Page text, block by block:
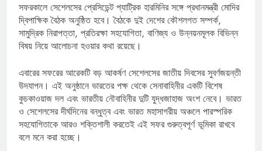
সফরকালে সেশেলসের প্রেসিডেন্ট প্যাট্রিক হারমিনির সঙ্গে প্রধানমন্ত্রী মোদির
দ্বিপাক্ষিক বৈঠক অনুষ্ঠিত হবে। বৈঠকে দুই দেশের কৌশলগত সম্পর্ক,
সামুদ্রিক নিরাপত্তা, প্রতিরক্ষা সহযোগিতা, বাণিজ্য ও উন্নয়নমূলক বিভিন্ন
বিষয় নিয়ে আলোচনা হওয়ার কথা রয়েছে।
এবারের সফরের আরেকটি বড় আকর্ষণ সেশেলসের জাতীয় দিবসের সুবর্ণজয়ন্তী
উদযাপন। এই অনুষ্ঠানে ভারতের পক্ষ থেকে সেনাবাহিনীর একটি বিশেষ
কুচকাওয়াজ দল এবং ভারতীয় নৌবাহিনীর দুটি যুদ্ধজাহাজ অংশ নেবে। ভারত
ও সেশেলসের দীর্ঘদিনের বন্ধুত্ব এবং ভারত মহাসাগরীয় অঞ্চলে পারস্পরিক
সহযোগিতাকে আরও শক্তিশালী করতেই এই সফর গুরুত্বপূর্ণ ভূমিকা রাখবে
বলে মনে করা হচ্ছে।